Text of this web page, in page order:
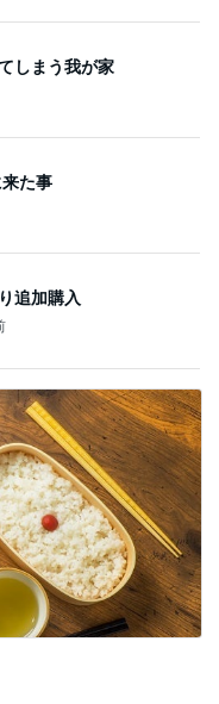
しまう我が家
た事
追加購入